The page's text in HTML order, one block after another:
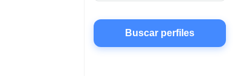
Buscar perfiles